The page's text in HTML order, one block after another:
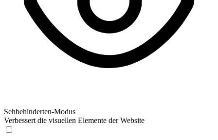
Sehbehinderten-Modus
Verbessert die visuellen Elemente der Website